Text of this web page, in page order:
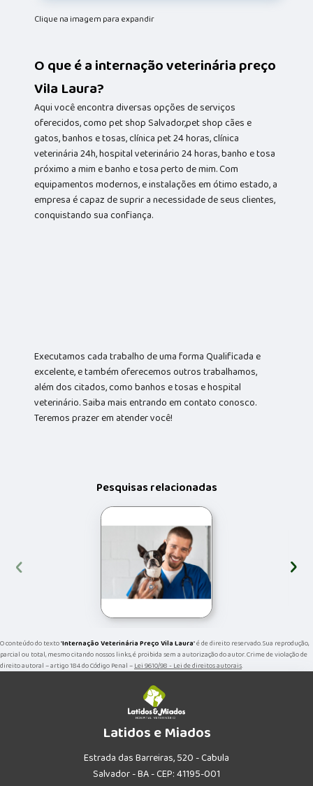
Clique na imagem para expandir
O que é a internação veterinária preço
Vila Laura?
Aqui você encontra diversas opções de serviços
oferecidos, como pet shop Salvador,pet shop cães e
gatos, banhos e tosas, clínica pet 24 horas, clínica
veterinária 24h, hospital veterinário 24 horas, banho e tosa
próximo a mim e banho e tosa perto de mim. Com
equipamentos modernos, e instalações em ótimo estado, a
empresa é capaz de suprir a necessidade de seus clientes,
conquistando sua confiança.
Executamos cada trabalho de uma forma Qualificada e
excelente, e também oferecemos outros trabalhamos,
além dos citados, como banhos e tosas e hospital
veterinário. Saiba mais entrando em contato conosco.
Teremos prazer em atender você!
Pesquisas relacionadas
‹ ›
O conteúdo do texto "Internação Veterinária Preço Vila Laura" é de direito reservado. Sua reprodução,
parcial ou total, mesmo citando nossos links, é proibida sem a autorização do autor. Crime de violação de
direito autoral – artigo 184 do Código Penal –Lei 9610/98 - Lei de direitos autorais.
Latidos e Miados
Estrada das Barreiras, 520 - Cabula
Salvador - BA - CEP: 41195-001